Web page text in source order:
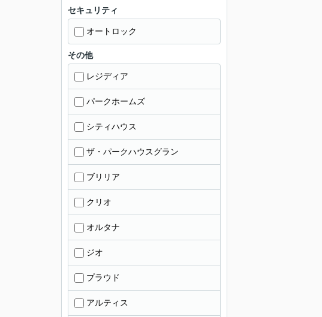
セキュリティ
オートロック
その他
レジディア
パークホームズ
シティハウス
ザ・パークハウスグラン
ブリリア
クリオ
オルタナ
ジオ
プラウド
アルティス